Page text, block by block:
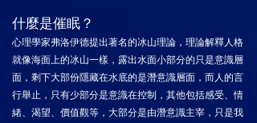
什麼是催眠？
心理學家弗洛伊德提出著名的冰山理論，理論解釋人格
就像海面上的冰山一樣，露出水面小部分的只是意識層
面，剩下大部份隱藏在水底的是潛意識層面，而人的言
行舉止，只有少部分是意識在控制，其他包括感受、情
緒、渴望、價值觀等，大部分是由潛意識主宰，只是我